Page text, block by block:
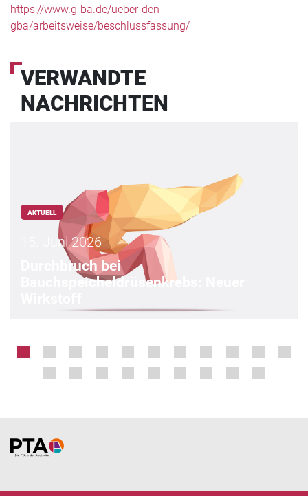
https://www.g-ba.de/ueber-den-
gba/arbeitsweise/beschlussfassung/
VERWANDTE
NACHRICHTEN
AKTUELL
15. Juni 2026
Durchbruch bei
Bauchspeicheldrüsenkrebs: Neuer
Home